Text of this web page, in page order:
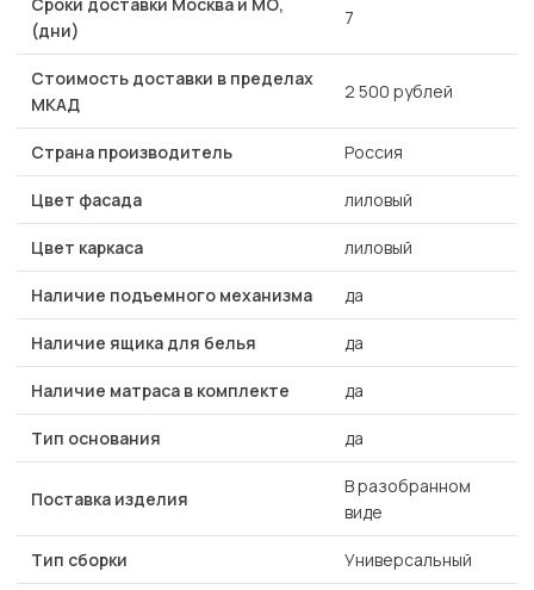
(дни)
7
Стоимость доставки в пределах
МКАД
2 500 рублей
Страна производитель Россия
Цвет фасада лиловый
Цвет каркаса лиловый
Наличие подъемного механизма да
Наличие ящика для белья да
Наличие матраса в комплекте да
Тип основания да
Поставка изделия
В разобранном
виде
Тип сборки Универсальный